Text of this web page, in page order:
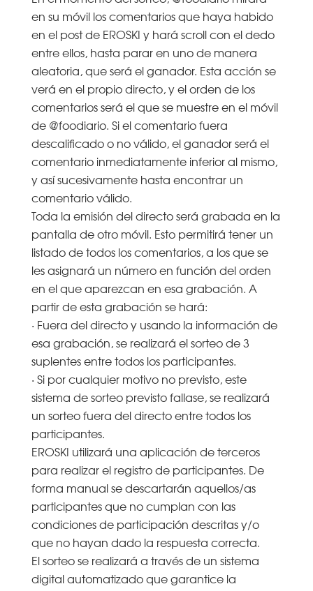
en su móvil los comentarios que haya habido
en el post de EROSKI y hará scroll con el dedo
entre ellos, hasta parar en uno de manera
aleatoria, que será el ganador. Esta acción se
verá en el propio directo, y el orden de los
comentarios será el que se muestre en el móvil
de @foodiario. Si el comentario fuera
descalificado o no válido, el ganador será el
comentario inmediatamente inferior al mismo,
y así sucesivamente hasta encontrar un
comentario válido.
Toda la emisión del directo será grabada en la
pantalla de otro móvil. Esto permitirá tener un
listado de todos los comentarios, a los que se
les asignará un número en función del orden
en el que aparezcan en esa grabación. A
partir de esta grabación se hará:
· Fuera del directo y usando la información de
esa grabación, se realizará el sorteo de 3
suplentes entre todos los participantes.
· Si por cualquier motivo no previsto, este
sistema de sorteo previsto fallase, se realizará
un sorteo fuera del directo entre todos los
participantes.
EROSKI utilizará una aplicación de terceros
para realizar el registro de participantes. De
forma manual se descartarán aquellos/as
participantes que no cumplan con las
condiciones de participación descritas y/o
que no hayan dado la respuesta correcta.
El sorteo se realizará a través de un sistema
digital automatizado que garantice la